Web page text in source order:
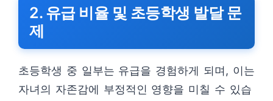
2. 유급 비율 및 초등학생 발달 문
제
초등학생 중 일부는 유급을 경험하게 되며, 이는
자녀의 자존감에 부정적인 영향을 미칠 수 있습